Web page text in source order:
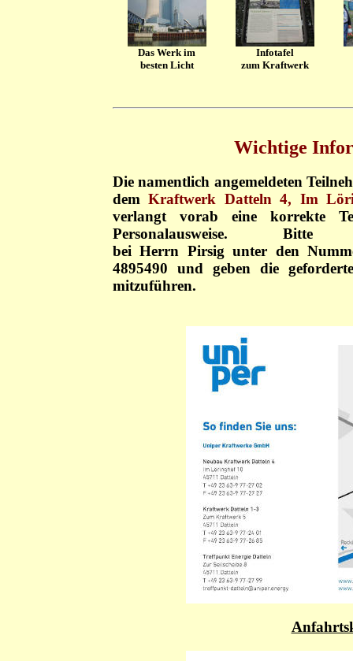
Das Werk im
besten Licht
Infotafel
zum Kraftwerk
Wichtige
Die namentlich angemeldeten
demKraftwerk Datteln 4, Im
verlangt vorab eine korrekte
Personalausweise.
bei Herrn Pirsig unter den
4895490 und geben die
mitzuführen.